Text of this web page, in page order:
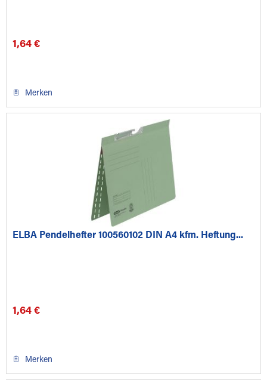
1,64 €
Merken
ELBA Pendelhefter 100560102 DIN A4 kfm. Heftung...
1,64 €
Merken